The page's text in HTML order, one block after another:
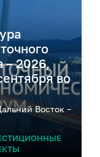
– 2026,
во
Восток –